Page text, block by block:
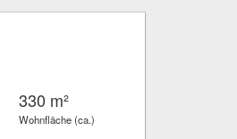
330 m²
Wohnfläche (ca.)